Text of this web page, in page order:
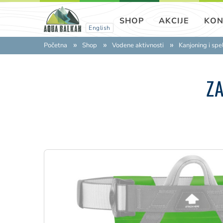
English
SHOP AKCIJE
Početna Shop Vodene aktivnosti Kanjoning i